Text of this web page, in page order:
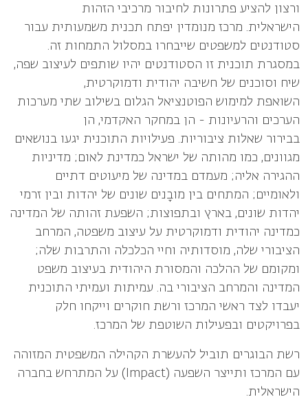
ורצון להציע פתרונות לחיבור מרכיבי הזהות
הישראלית. מרכז מנומדין יפתח תכנית משמעותית עבור
סטודנטים למשפטים שייבחרו במסלול התמחות זה.
במסגרת תוכנית זו הסטודנטים יהיו שותפים לעיצוב שפה,
שיח וסוכנים של חשיבה יהודית ודמוקרטית,
השואפת למימוש הפוטנציאל הגלום בשילוב שתי מערכות
הערכים והרעיונות - הן במחקר האקדמי, הן
בבירור שאלות ציבוריות. פעילויות התוכנית יגעו בנושאים
מגוונים, כמו מהותה של ישראל כמדינת לאום; מדיניות
ההגירה אליה; מעמדם במדינה של מיעוטים דתיים
ולאומיים; המתחים בין מובָנים שונים של יהדות ובין זרמי
יהדות שונים, בארץ ובתפוצות; השפעת זהותה של המדינה
כמדינה יהודית ודמוקרטית על עיצוב משפטה, המרחב
הציבורי שלה, מוסדותיה וחיי הכלכלה והתרבות שלה;
ומקומם של ההלכה והמסורת היהודית בעיצוב משפט
המדינה והמרחב הציבורי בה. עמיתות ועמיתי התוכנית
יעבדו לצד ראשי המרכז ורשת חוקרים וייקחו חלק
בפרויקטים ובפעילות השוטפת של המרכז.
רשת הבוגרים תוביל להעשרת הקהילה המשפטית המזוהה
עם המרכז ותייצר השפעה (Impact ) על המתרחש בחברה
הישראלית.